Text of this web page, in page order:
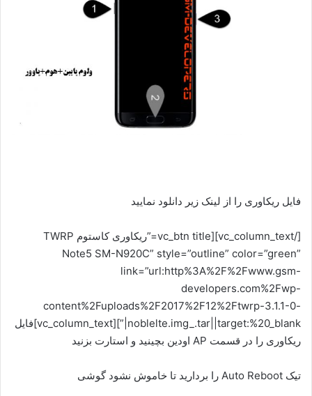
فایل ریکاوری را از لینک زیر دانلود نمایید
[/vc_column_text][vc_btn title=”ریکاوری کاستوم TWRP
Note5 SM-N920C” style=”outline” color=”green”
link=”url:http%3A%2F%2Fwww.gsm-
developers.com%2Fwp-
content%2Fuploads%2F2017%2F12%2Ftwrp-3.1.1-0-
noblelte.img_.tar||target:%20_blank|”][vc_column_text]فایل
ریکاوری را در قسمت AP اودین بچینید و استارت بزنید
تیک Auto Reboot را بردارید تا خاموش نشود گوشی